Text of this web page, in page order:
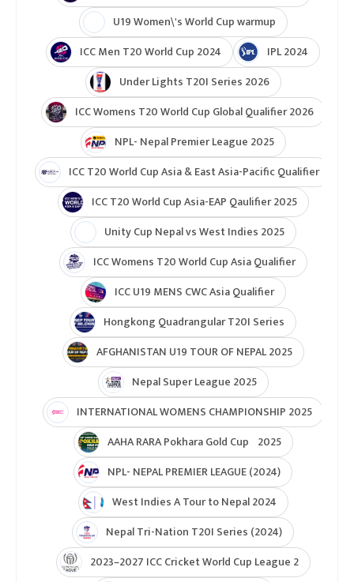
U19 Women\'s World Cup warmup
ICC Men T20 World Cup 2024
IPL 2024
Under Lights T20I Series 2026
ICC Womens T20 World Cup Global Qualifier 2026
NPL- Nepal Premier League 2025
ICC T20 World Cup Asia & East Asia-Pacific Qualifier
ICC T20 World Cup Asia-EAP Qaulifier 2025
Unity Cup Nepal vs West Indies 2025
ICC Womens T20 World Cup Asia Qualifier
ICC U19 MENS CWC Asia Qualifier
Hongkong Quadrangular T20I Series
AFGHANISTAN U19 TOUR OF NEPAL 2025
Nepal Super League 2025
INTERNATIONAL WOMENS CHAMPIONSHIP 2025
AAHA RARA Pokhara Gold Cup 2025
NPL- NEPAL PREMIER LEAGUE (2024)
West Indies A Tour to Nepal 2024
Nepal Tri-Nation T20I Series (2024)
2023–2027 ICC Cricket World Cup League 2